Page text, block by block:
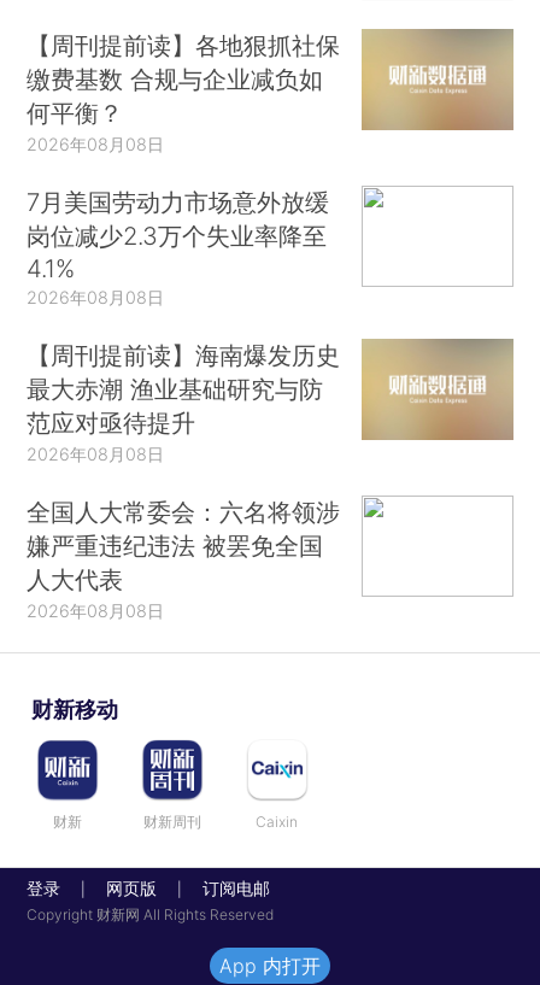
【周刊提前读】各地狠抓社保
缴费基数 合规与企业减负如
何平衡？
2026年08月08日
7月美国劳动力市场意外放缓
岗位减少2.3万个失业率降至
4.1%
2026年08月08日
【周刊提前读】海南爆发历史
最大赤潮 渔业基础研究与防
范应对亟待提升
2026年08月08日
全国人大常委会：六名将领涉
嫌严重违纪违法 被罢免全国
人大代表
2026年08月08日
财新移动
财新 财新周刊 Caixin
登录 网页版 订阅电邮
Copyright 财新网 All Rights Reserved
App 内打开